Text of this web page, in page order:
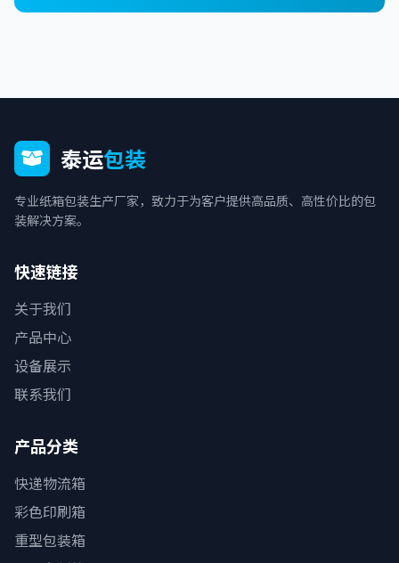
泰运包装
专业纸箱包装生产厂家，致力于为客户提供高品质、高性价比的包
装解决方案。
快速链接
关于我们
产品中心
设备展示
联系我们
产品分类
快递物流箱
彩色印刷箱
重型包装箱